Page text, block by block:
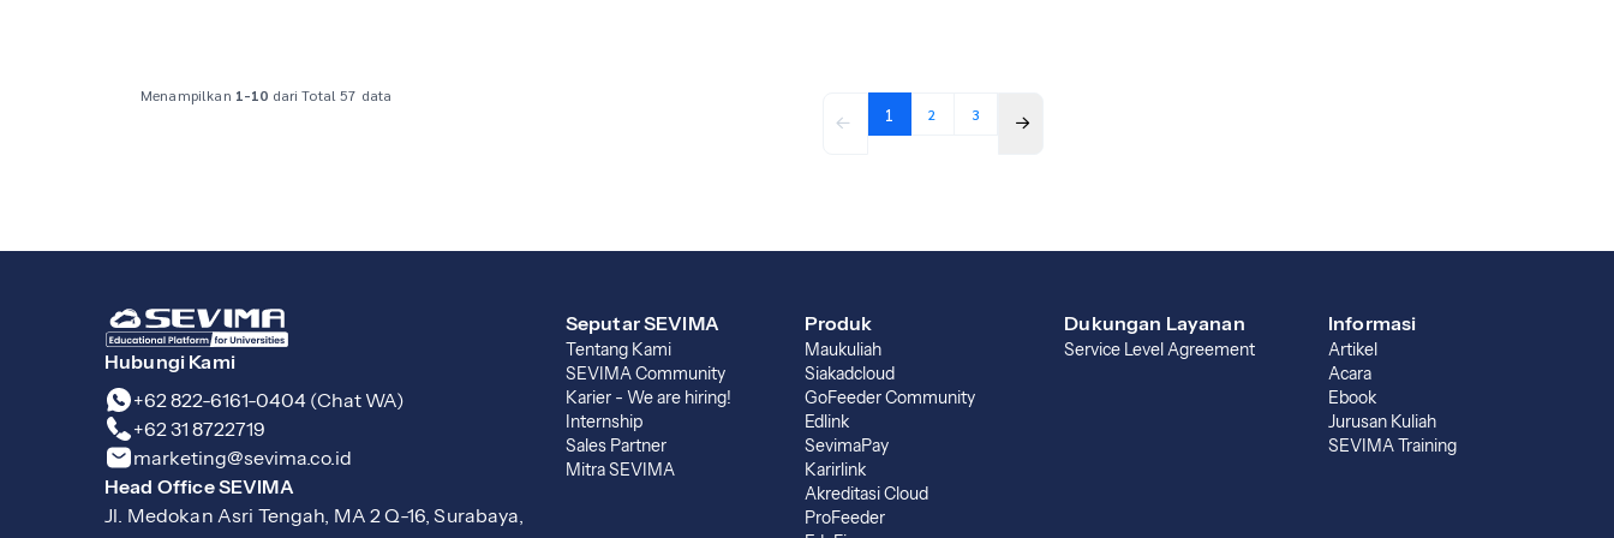
Menampilkan 1-10 dari Total 57 data
1 2 3
Hubungi Kami
+62 822-6161-0404 (Chat WA)
+62 31 8722719
marketing@sevima.co.id
Head Office SEVIMA
Jl. Medokan Asri Tengah, MA 2 Q-16, Surabaya,
Seputar SEVIMA
Tentang Kami
SEVIMA Community
Karier - We are hiring!
Internship
Sales Partner
Mitra SEVIMA
Produk
Maukuliah
Siakadcloud
GoFeeder Community
Edlink
SevimaPay
Karirlink
Akreditasi Cloud
ProFeeder
Dukungan Layanan
Service Level Agreement
Informasi
Artikel
Acara
Ebook
Jurusan Kuliah
SEVIMA Training